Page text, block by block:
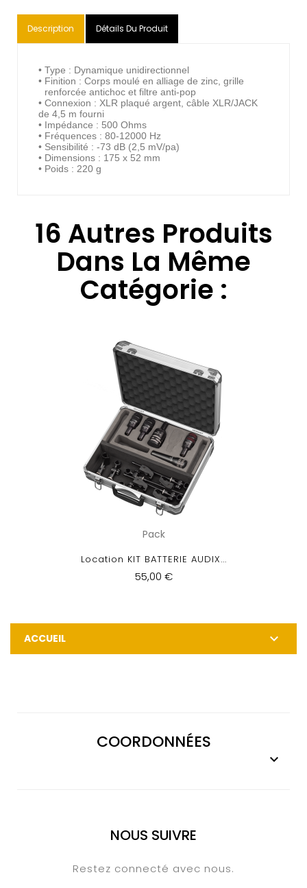
Description Détails Du Produit
• Type : Dynamique unidirectionnel
• Finition : Corps moulé en alliage de zinc, grille
renforcée antichoc et filtre anti-pop
• Connexion : XLR plaqué argent, câble XLR/JACK
de 4,5 m fourni
• Impédance : 500 Ohms
• Fréquences : 80-12000 Hz
• Sensibilité : -73 dB (2,5 mV/pa)
• Dimensions : 175 x 52 mm
• Poids : 220 g
16 Autres Produits
Dans La Même
Catégorie :
Pack
Location KIT BATTERIE AUDIX...
55,00 €
ACCUEIL 
COORDONNÉES

NOUS SUIVRE
Restez connecté avec nous.